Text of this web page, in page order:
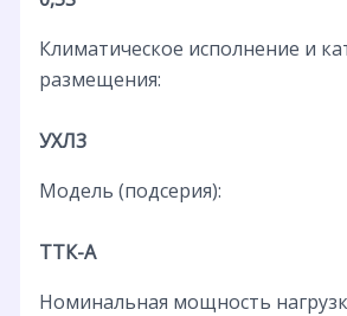
Климатическое исполнение и
размещения:
УХЛ3
Модель (подсерия):
ТТК-А
Номинальная мощность